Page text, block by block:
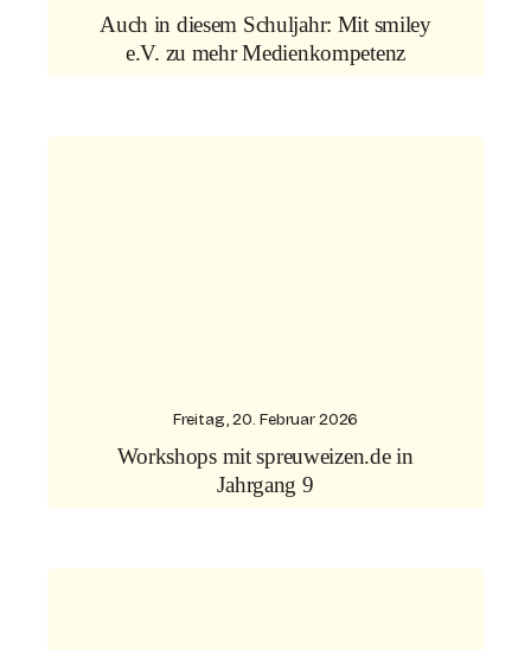
Auch in diesem Schuljahr: Mit smiley
e.V. zu mehr Medienkompetenz
Freitag, 20. Februar 2026
Workshops mit spreuweizen.de in
Jahrgang 9